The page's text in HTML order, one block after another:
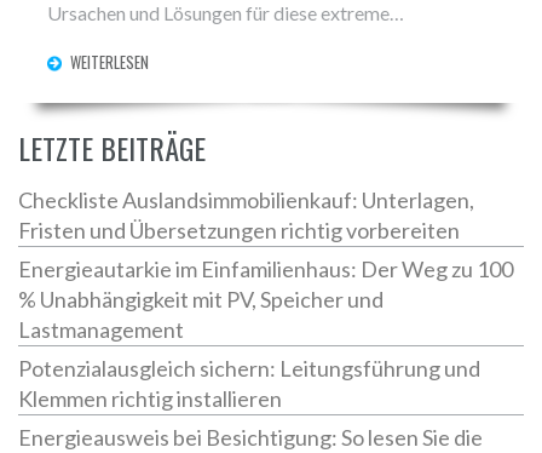
Ursachen und Lösungen für diese extreme
WEITERLESEN
LETZTE BEITRÄGE
Checkliste Auslandsimmobilienkauf: Unterlagen,
Fristen und Übersetzungen richtig vorbereiten
Energieautarkie im Einfamilienhaus: Der Weg zu 100
% Unabhängigkeit mit PV, Speicher und
Lastmanagement
Potenzialausgleich sichern: Leitungsführung und
Klemmen richtig installieren
Energieausweis bei Besichtigung: So lesen Sie die